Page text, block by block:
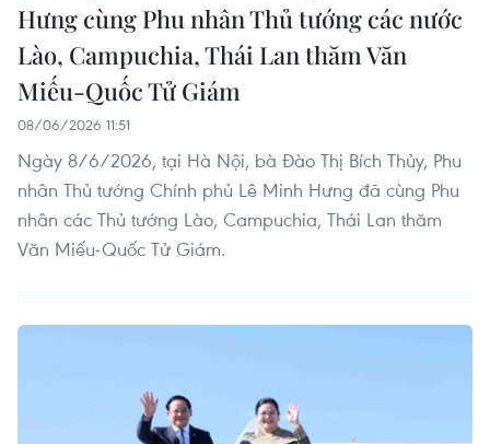
Hưng cùng Phu nhân Thủ tướng các nước
Lào, Campuchia, Thái Lan thăm Văn
Miếu-Quốc Tử Giám
08/06/2026 11:51
Ngày 8/6/2026, tại Hà Nội, bà Đào Thị Bích Thủy, Phu
nhân Thủ tướng Chính phủ Lê Minh Hưng đã cùng Phu
nhân các Thủ tướng Lào, Campuchia, Thái Lan thăm
Văn Miếu-Quốc Tử Giám.